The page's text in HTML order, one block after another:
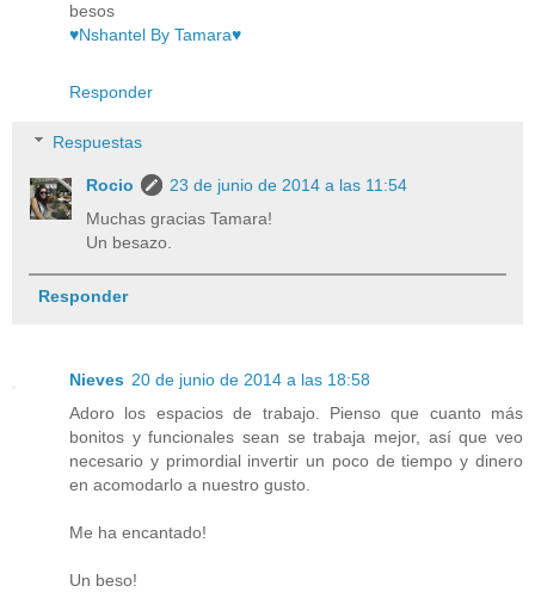
besos
♥Nshantel By Tamara♥
Responder
Respuestas
Rocio
23 de junio de 2014 a las 11:54
Muchas gracias Tamara!
Un besazo.
Responder
Nieves 20 de junio de 2014 a las 18:58
Adoro los espacios de trabajo. Pienso que cuanto más
bonitos y funcionales sean se trabaja mejor, así que veo
necesario y primordial invertir un poco de tiempo y dinero
en acomodarlo a nuestro gusto.
Me ha encantado!
Un beso!